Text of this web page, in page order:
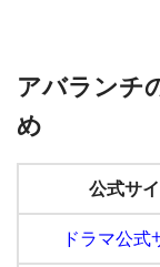
アバランチ
め
公式サ
ドラマ公式